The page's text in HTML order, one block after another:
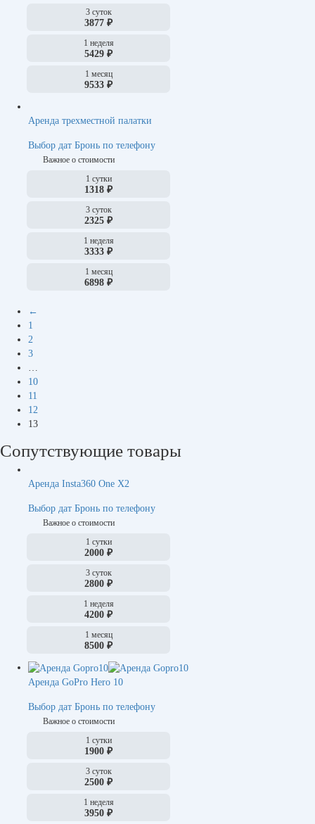
3 суток
3877 ₽
1 неделя
5429 ₽
1 месяц
9533 ₽
Аренда трехместной палатки
Выбор дат Бронь по телефону
Важное о стоимости
1 сутки
1318 ₽
3 суток
2325 ₽
1 неделя
3333 ₽
1 месяц
6898 ₽
←
1
2
3
10
11
12
13
Сопутствующие товары
Аренда Insta360 One X2
Выбор дат Бронь по телефону
Важное о стоимости
1 сутки
2000 ₽
3 суток
2800 ₽
1 неделя
4200 ₽
1 месяц
8500 ₽
Аренда GoPro Hero 10
Выбор дат Бронь по телефону
Важное о стоимости
1 сутки
1900 ₽
3 суток
2500 ₽
1 неделя
3950 ₽